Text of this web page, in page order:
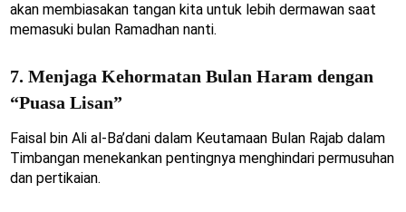
akan membiasakan tangan kita untuk lebih dermawan saat
memasuki bulan Ramadhan nanti.
7. Menjaga Kehormatan Bulan Haram dengan
“Puasa Lisan”
Faisal bin Ali al-Ba’dani dalam Keutamaan Bulan Rajab dalam
Timbangan menekankan pentingnya menghindari permusuhan
dan pertikaian.